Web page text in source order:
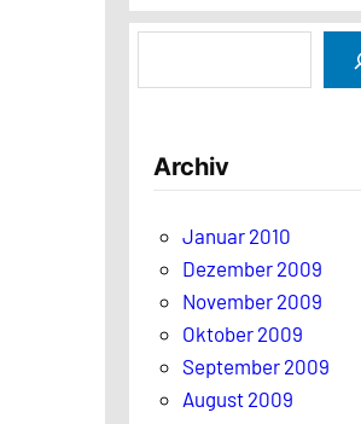
Archiv
Januar 2010
Dezember 2009
November 2009
Oktober 2009
September 2009
August 2009